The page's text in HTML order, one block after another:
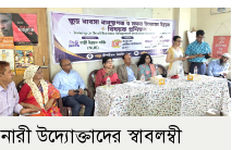
নারী উদ্যোক্তাদের স্বাবলম্বী